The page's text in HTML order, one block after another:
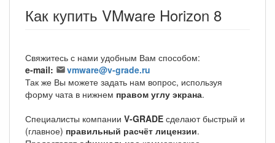
Как купить VMware Horizon 8
Свяжитесь с нами удобным Вам способом:
e-mail:
vmware@v-grade.ru
Так же Вы можете задать нам вопрос, используя
форму чата в нижнем правом углу экрана.
Специалисты компании V-GRADE сделают быстрый и
(главное) правильный расчёт лицензии.